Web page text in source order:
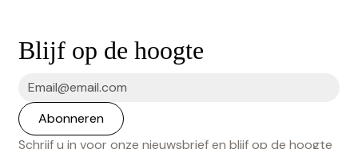
Blijf op de hoogte
Schrijf u in voor onze nieuwsbrief en blijf op de hoogte